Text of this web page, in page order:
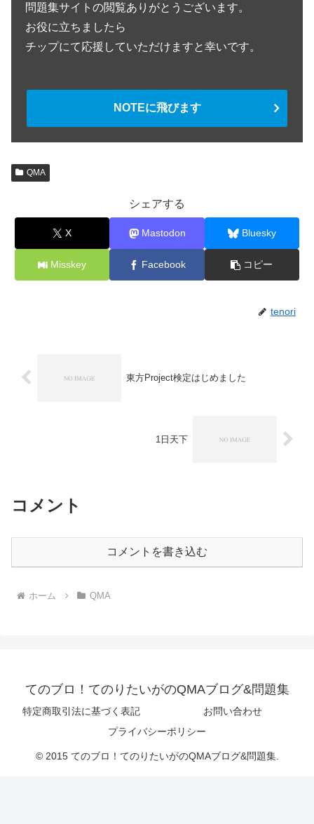
問題集サイトの閲覧ありがとうございます。
お役に立ちましたら
チップにて応援していただけますと幸いです。
NOTEに飛びます
QMA
シェアする
X Mastodon Bluesky
Misskey Facebook コピー
tenori
東方Project検定はじめました
1日天下
コメント
コメントを書き込む
ホーム QMA
てのブロ！てのりたいがのQMAブログ&問題集
特定商取引法に基づく表記
お問い合わせ
プライバシーポリシー
© 2015 てのブロ！てのりたいがのQMAブログ&問題集.